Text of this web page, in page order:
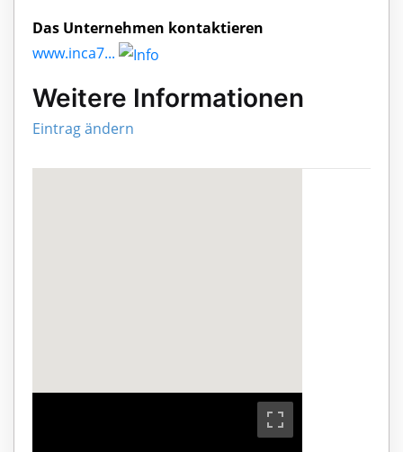
Das Unternehmen kontaktieren
www.inca7...
Weitere Informationen
Eintrag ändern